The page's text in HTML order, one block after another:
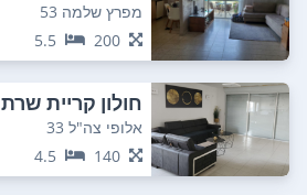
מפרץ שלמה 53
200
5.5
חולון קריית שרת
אלופי צה"ל 33
140
4.5